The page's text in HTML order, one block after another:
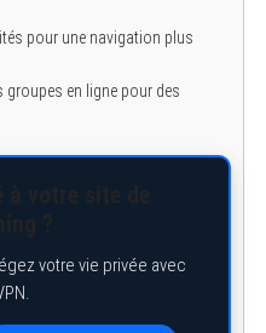
pour une navigation plus
en ligne pour des
votre vie privée avec